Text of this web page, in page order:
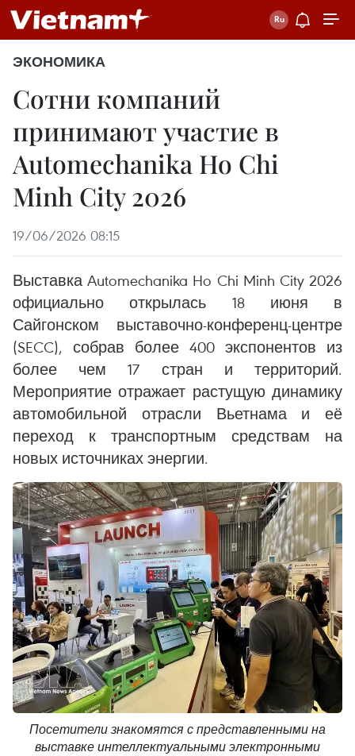
ЭКОНОМИКА
Сотни компаний
принимают участие в
Automechanika Ho Chi
Minh City 2026
19/06/2026 08:15
Выставка Automechanika Ho Chi Minh City 2026
официально открылась 18 июня в
Сайгонском выставочно-конференц-центре
(SECC), собрав более 400 экспонентов из
более чем 17 стран и территорий.
Мероприятие отражает растущую динамику
автомобильной отрасли Вьетнама и её
переход к транспортным средствам на
новых источниках энергии.
Посетители знакомятся с представленными на
выставке интеллектуальными электронными